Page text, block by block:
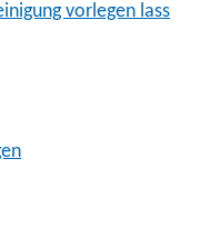
vorlegen lassen